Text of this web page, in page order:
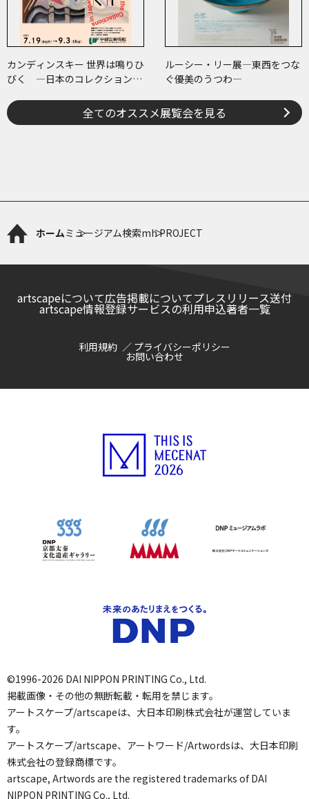
カンディンスキー 世界は鳴りひ
びく ―日本のコレクションで
ルーシー・リー展―東西をつな
ぐ優美のうつわ―
全てのオススメ展覧会を見る
ホームミュージアム検索mh PROJECT
artscapeについて広告掲載についてプレスリリース送付
artscape情報登録サービスの利用申込著者一覧
利用規約 プライバシーポリシー
お問い合わせ
©1996-2026 DAI NIPPON PRINTING Co., Ltd.
掲載画像・その他の無断転載・転用を禁じます。
アートスケープ/artscapeは、大日本印刷株式会社が運営していま
す。
アートスケープ/artscape、アートワード/Artwordsは、大日本印刷
株式会社の登録商標です。
artscape, Artwords are the registered trademarks of DAI
NIPPON PRINTING Co., Ltd.